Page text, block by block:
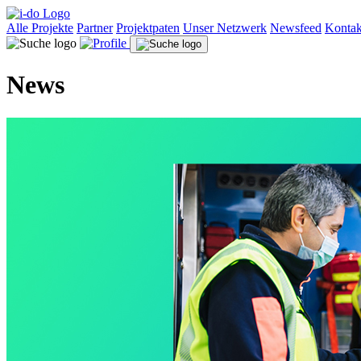
Alle Projekte Partner Projektpaten Unser Netzwerk Newsfeed
News